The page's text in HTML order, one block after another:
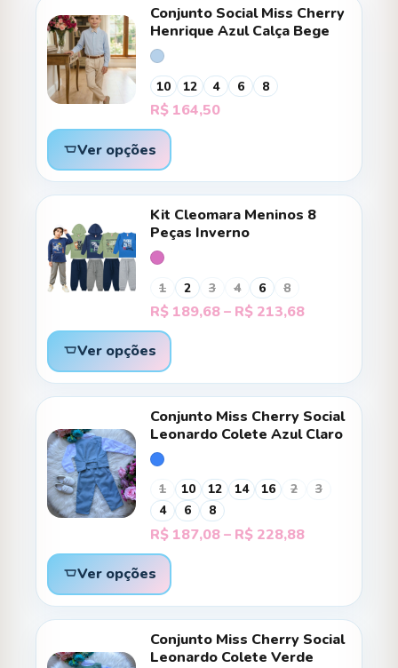
Conjunto Social Miss Cherry
Henrique Azul Calça Bege
10 12 4 6 8
R$ 164,50
Ver opções
Kit Cleomara Meninos 8
Peças Inverno
1 2 3 4 6 8
R$ 189,68– R$ 213,68Faixa
R$ 189,68
através
R$ 213,68
Ver opções
Conjunto Miss Cherry Social
Leonardo Colete Azul Claro
1 10 12 14 16 2
3
4
6 8
R$ 187,08– R$ 228,88Faixa
R$ 187,08
através
R$ 228,88
Ver opções
Conjunto Miss Cherry Social
Leonardo Colete Verde